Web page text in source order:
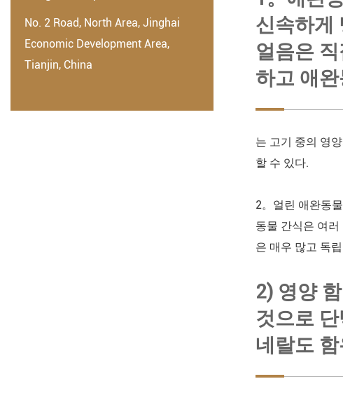
No. 2 Road, North Area, Jinghai
Economic Development Area,
Tianjin, China
신속하게
얼음은
하고 애
는 고기 중의 영
할 수 있다.
2。얼린 애완동
동물 간식은 여
은 매우 많고 독
2) 영양
것으로
네랄도